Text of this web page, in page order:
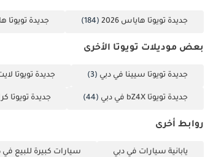
جديدة تويوتا هاياس 2026 (184) جديدة تويوتا
بعض موديلات تويوتا الأخرى
جديدة تويوتا سيينا في دبي (3) جديدة تويوتا
جديدة تويوتا bZ4X في دبي (44) جديدة تويوتا
روابط أخرى
يابانية سيارات في دبي سيارات كبيرة للبيع في